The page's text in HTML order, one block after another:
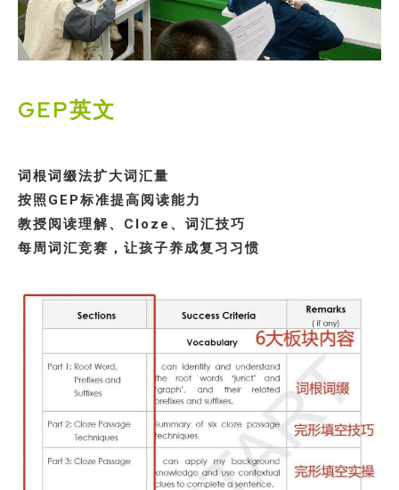
GEP英文
词根词缀法扩大词汇量
按照GEP标准提高阅读能力
教授阅读理解、Cloze、词汇技巧
每周词汇竞赛，让孩子养成复习习惯